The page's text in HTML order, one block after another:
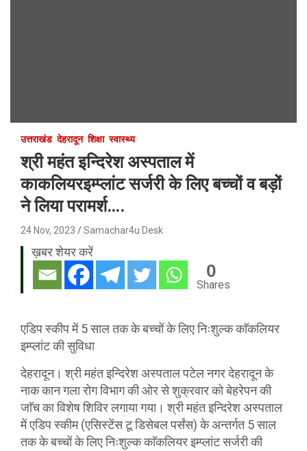
उत्तराखंड देहरादून शिक्षा स्वास्थ्य
श्री महंत इन्दिरेश अस्पताल में
काकलियरइम्प्लांट सर्जरी के लिए बच्चों व बड़ों
ने लिया परामर्श….
24 Nov, 2023 Samachar4u Desk
ख़बर शेयर करें
0
Shares
एडिप स्कीप में 5 साल तक के बच्चों के लिए निःशुल्क काॅकलियर
इम्प्लांट की सुविधा
देहरादून। श्री महंत इन्दिरेश अस्पताल पटेल नगर देहरादून के
नाक कान गला रोग विभाग की ओर से शुक्रवार को बेहरेपन की
जाॅच का विशेष शिविर लगाया गया। श्री महंत इन्दिरेश अस्पताल
में एडिप स्कीम (एसिस्टेंस टू डिसेबल पर्संस) के अन्तर्गत 5 साल
तक के बच्चों के लिए निःशुल्क काॅकलियर इम्प्लांट सर्जरी की